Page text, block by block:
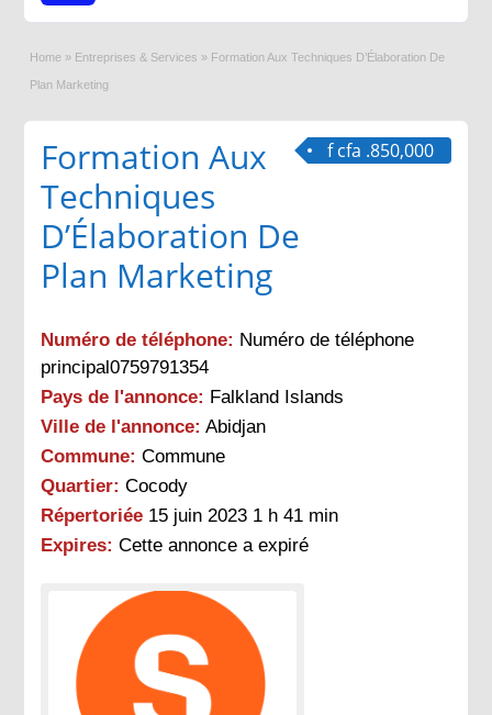
Home » Entreprises & Services » Formation Aux Techniques D’Élaboration De
Plan Marketing
f cfa .850,000
Formation Aux
Techniques
D’Élaboration De
Plan Marketing
Numéro de téléphone: Numéro de téléphone
principal0759791354
Pays de l'annonce: Falkland Islands
Ville de l'annonce: Abidjan
Commune: Commune
Quartier: Cocody
Répertoriée 15 juin 2023 1 h 41 min
Expires: Cette annonce a expiré